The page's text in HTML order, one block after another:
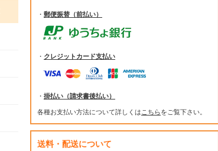
・ 郵便振替（前払い）
・ クレジットカード支払い
・ 掛払い（請求書後払い）
各種お支払い方法について詳しくは こちらをご覧下さい。
送料・配送について